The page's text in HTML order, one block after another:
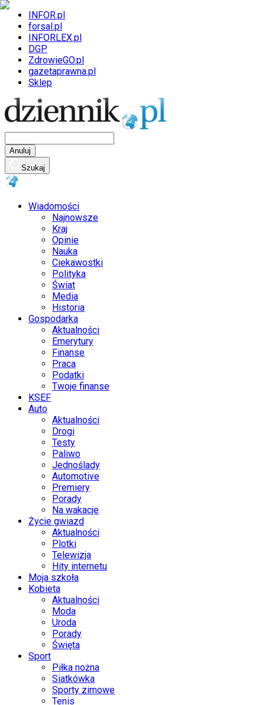
INFOR.pl
forsal.pl
INFORLEX.pl
DGP
ZdrowieGO.pl
gazetaprawna.pl
Sklep
Anuluj
Szukaj
Wiadomości
Najnowsze
Kraj
Opinie
Nauka
Ciekawostki
Polityka
Świat
Media
Historia
Gospodarka
Aktualności
Emerytury
Finanse
Praca
Podatki
Twoje finanse
KSEF
Auto
Aktualności
Drogi
Testy
Paliwo
Jednoślady
Automotive
Premiery
Porady
Na wakacje
Życie gwiazd
Aktualności
Plotki
Telewizja
Hity internetu
Moja szkoła
Kobieta
Aktualności
Moda
Uroda
Porady
Święta
Sport
Piłka nożna
Siatkówka
Sporty zimowe
Tenis